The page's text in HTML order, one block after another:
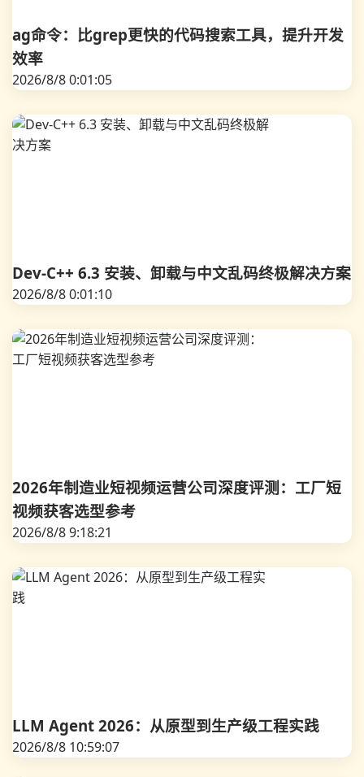
ag命令：比grep更快的代码搜索工具，提升开发
效率
2026/8/8 0:01:05
Dev-C++ 6.3 安装、卸载与中文乱码终极解决方案
2026/8/8 0:01:10
2026年制造业短视频运营公司深度评测：工厂短
视频获客选型参考
2026/8/8 9:18:21
LLM Agent 2026：从原型到生产级工程实践
2026/8/8 10:59:07